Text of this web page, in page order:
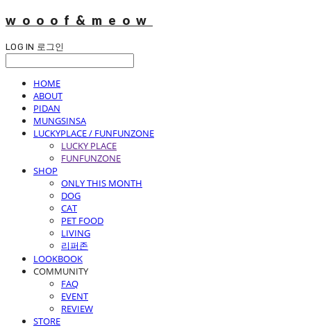
wooof&meow
LOG IN 로그인
HOME
ABOUT
PIDAN
MUNGSINSA
LUCKYPLACE / FUNFUNZONE
LUCKY PLACE
FUNFUNZONE
SHOP
ONLY THIS MONTH
DOG
CAT
PET FOOD
LIVING
리퍼존
LOOKBOOK
COMMUNITY
FAQ
EVENT
REVIEW
STORE